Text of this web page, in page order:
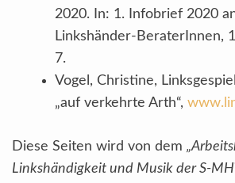
2020. In: 1. Infobrief 2020
Linkshänder-BeraterInnen,
7.
Vogel, Christine,
„auf verkehrte Arth“,
Diese Seiten wird von dem
Linkshändigkeit und Musik der S-MH